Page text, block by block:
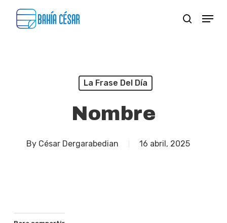
search
Menu
La Frase Del Día
Nombre
By César Dergarabedian 16 abril, 2025